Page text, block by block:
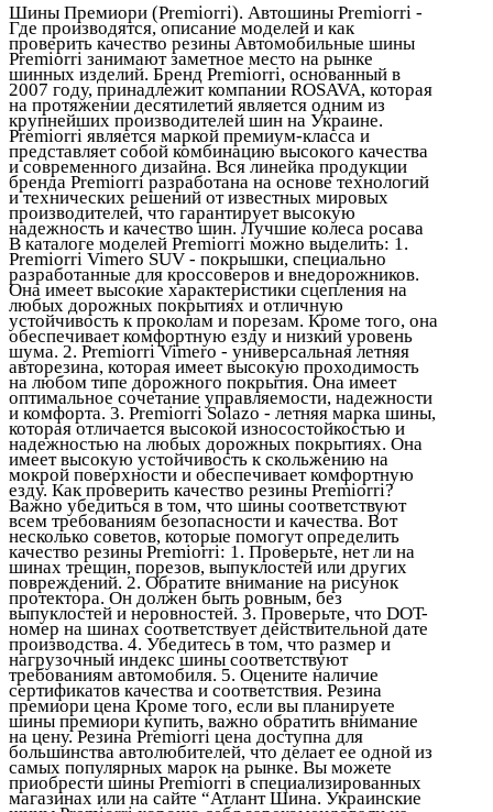
Шины Премиори (Premiorri). Автошины Premiorri -
Где производятся, описание моделей и как
проверить качество резины Автомобильные шины
Premiorri занимают заметное место на рынке
шинных изделий. Бренд Premiorri, основанный в
2007 году, принадлежит компании ROSAVA, которая
на протяжении десятилетий является одним из
крупнейших производителей шин на Украине.
Premiorri является маркой премиум-класса и
представляет собой комбинацию высокого качества
и современного дизайна. Вся линейка продукции
бренда Premiorri разработана на основе технологий
и технических решений от известных мировых
производителей, что гарантирует высокую
надежность и качество шин. Лучшие колеса росава
В каталоге моделей Premiorri можно выделить: 1.
Premiorri Vimero SUV - покрышки, специально
разработанные для кроссоверов и внедорожников.
Она имеет высокие характеристики сцепления на
любых дорожных покрытиях и отличную
устойчивость к проколам и порезам. Кроме того, она
обеспечивает комфортную езду и низкий уровень
шума. 2. Premiorri Vimero - универсальная летняя
авторезина, которая имеет высокую проходимость
на любом типе дорожного покрытия. Она имеет
оптимальное сочетание управляемости, надежности
и комфорта. 3. Premiorri Solazo - летняя марка шины,
которая отличается высокой износостойкостью и
надежностью на любых дорожных покрытиях. Она
имеет высокую устойчивость к скольжению на
мокрой поверхности и обеспечивает комфортную
езду. Как проверить качество резины Premiorri?
Важно убедиться в том, что шины соответствуют
всем требованиям безопасности и качества. Вот
несколько советов, которые помогут определить
качество резины Premiorri: 1. Проверьте, нет ли на
шинах трещин, порезов, выпуклостей или других
повреждений. 2. Обратите внимание на рисунок
протектора. Он должен быть ровным, без
выпуклостей и неровностей. 3. Проверьте, что DOT-
номер на шинах соответствует действительной дате
производства. 4. Убедитесь в том, что размер и
нагрузочный индекс шины соответствуют
требованиям автомобиля. 5. Оцените наличие
сертификатов качества и соответствия. Резина
премиори цена Кроме того, если вы планируете
шины премиори купить, важно обратить внимание
на цену. Резина Premiorri цена доступна для
большинства автолюбителей, что делает ее одной из
самых популярных марок на рынке. Вы можете
приобрести шины Premiorri в специализированных
магазинах или на сайте “Атлант Шина. Украинские